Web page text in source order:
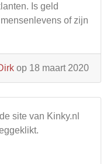
Is geld
of zijn
op 18 maart 2020
site van Kinky.nl